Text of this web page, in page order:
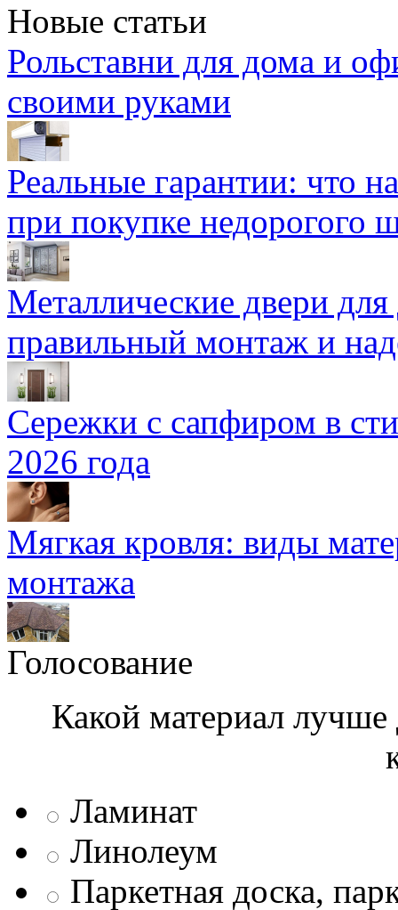
Новые статьи
Рольставни для дома и
своими руками
Реальные гарантии: что
при покупке недорогого
Металлические двери
правильный монтаж и
Сережки с сапфиром в
2026 года
Мягкая кровля: виды
монтажа
Голосование
Какой материал
Ламинат
Линолеум
Паркетная доска,